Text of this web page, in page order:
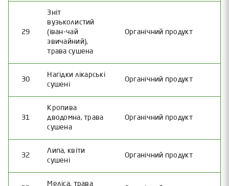
29
Зніт
вузьколистий
(іван-чай
звичайний),
трава сушена
Органічний продукт
30
Нагідки лікарські
сушені
Органічний продукт
31
Кропива
дводомна, трава
сушена
Органічний продукт
32
Липа, квіти
сушені
Органічний продукт
Меліса, трава